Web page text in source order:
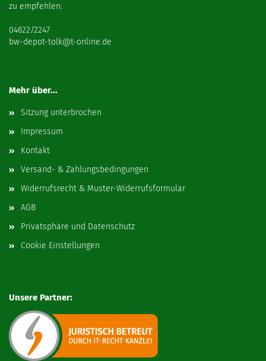
zu empfehlen:
04622/2247
bw-depot-tolk@t-online.de
Mehr über...
Sitzung unterbrochen
Impressum
Kontakt
Versand- & Zahlungsbedingungen
Widerrufsrecht & Muster-Widerrufsformular
AGB
Privatsphäre und Datenschutz
Cookie Einstellungen
Unsere Partner: